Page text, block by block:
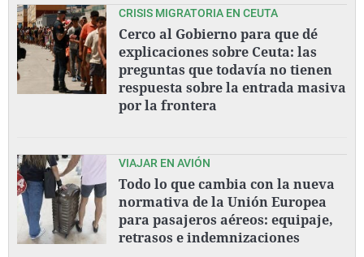
CRISIS MIGRATORIA EN CEUTA
Cerco al Gobierno para que dé
explicaciones sobre Ceuta: las
preguntas que todavía no tienen
respuesta sobre la entrada masiva
por la frontera
VIAJAR EN AVIÓN
Todo lo que cambia con la nueva
normativa de la Unión Europea
para pasajeros aéreos: equipaje,
retrasos e indemnizaciones